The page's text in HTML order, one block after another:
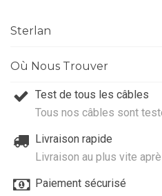
Sterlan
Où Nous Trouver
Test de tous les câbles
Tous nos câbles sont
Livraison rapide
Livraison au plus vite
Paiement sécurisé